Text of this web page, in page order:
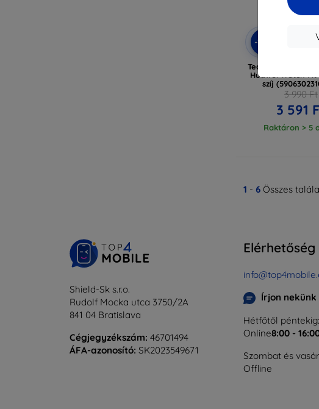
-10%
Tech-Protect
Huawei Watch Fit
szíj
3 990 Ft
3 591
Raktáron > 5
1 - 6 Összes
Shield-Sk s.r.o.
Rudolf Mocka utca 3750/2A
841 04 Bratislava
Cégjegyzékszám: 46701494
ÁFA-azonosító: SK2023549671
Elérhetőség
Írjon nekünk
Hétfőtől péntekig:
Online8:00 -
Szombat és
Offline